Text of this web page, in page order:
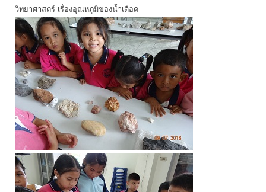
วิทยาศาสตร์ เรื่องอุณหภูมิของน้ำเดือด